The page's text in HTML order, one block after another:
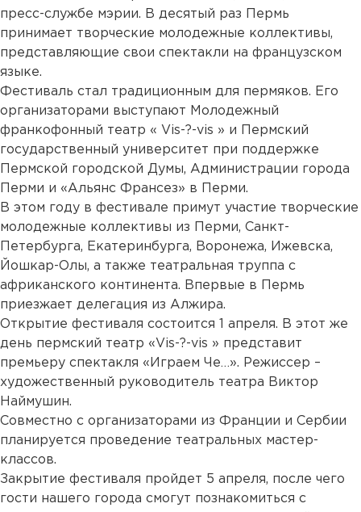
пресс-службе мэрии. В десятый раз Пермь
принимает творческие молодежные коллективы,
представляющие свои спектакли на французском
языке.
Фестиваль стал традиционным для пермяков. Его
организаторами выступают Молодежный
франкофонный театр « Vis-?-vis » и Пермский
государственный университет при поддержке
Пермской городской Думы, Администрации города
Перми и «Альянс Франсез» в Перми.
В этом году в фестивале примут участие творческие
молодежные коллективы из Перми, Санкт-
Петербурга, Екатеринбурга, Воронежа, Ижевска,
Йошкар-Олы, а также театральная труппа с
африканского континента. Впервые в Пермь
приезжает делегация из Алжира.
Открытие фестиваля состоится 1 апреля. В этот же
день пермский театр «Vis-?-vis » представит
премьеру спектакля «Играем Че…». Режиссер –
художественный руководитель театра Виктор
Наймушин.
Совместно с организаторами из Франции и Сербии
планируется проведение театральных мастер-
классов.
Закрытие фестиваля пройдет 5 апреля, после чего
гости нашего города смогут познакомиться с